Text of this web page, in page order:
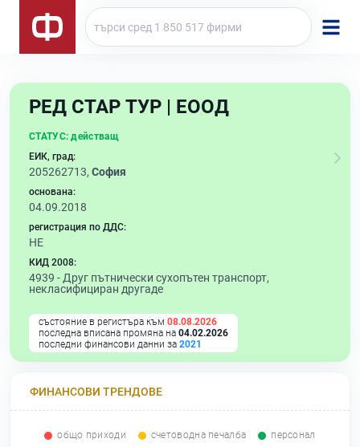
РЕД СТАР ТУР | ЕООД
СТАТУС: действащ
ЕИК, град:
205262713, София
основана:
04.09.2018
регистрация по ДДС:
НЕ
КИД 2008:
4939 - Друг пътнически сухопътен транспорт,
некласифициран другаде
състояние в регистъра към 08.08.2026
последна вписана промяна на 04.02.2026
последни финансови данни за 2021
ФИНАНСОВИ ТРЕНДОВЕ
общо приходи счетоводна печалба персонал